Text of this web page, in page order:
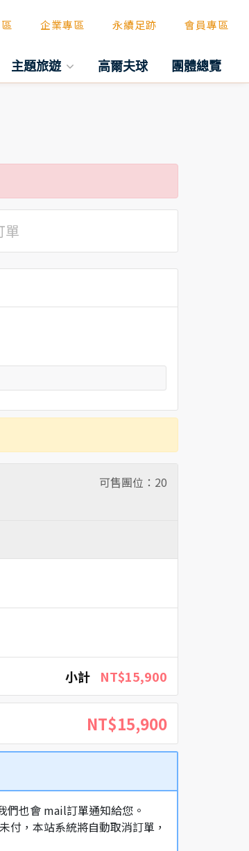
企業專區 永續足跡 會員專區
主題旅遊 高爾夫球 團體總覽
單
可售團位： 20
小計 NT$15,900
NT$15,900
們也會 mail訂單通知給您。
付，本站系統將自動取消訂單，